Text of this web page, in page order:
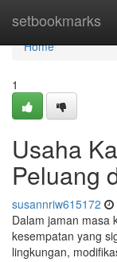
setbookmarks
Home
Home
1
Usaha
Peluang
susannriw615172
Dalam jaman masa
kesempatan yang
lingkungan,